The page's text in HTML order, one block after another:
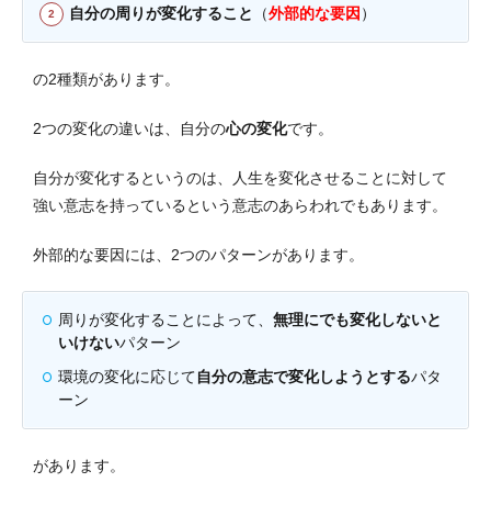
自分の周りが変化すること
（外部的な要因 ）
の2種類があります。
2つの変化の違いは、自分の心の変化です。
自分が変化するというのは、人生を変化させることに対して
強い意志を持っているという意志のあらわれでもあります。
外部的な要因には、2つのパターンがあります。
周りが変化することによって、 無理にでも変化しないと
いけないパターン
環境の変化に応じて自分の意志で変化しようとするパタ
ーン
があります。